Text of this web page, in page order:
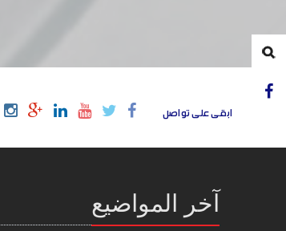
ابقى على تواصل
آخر المواضيع